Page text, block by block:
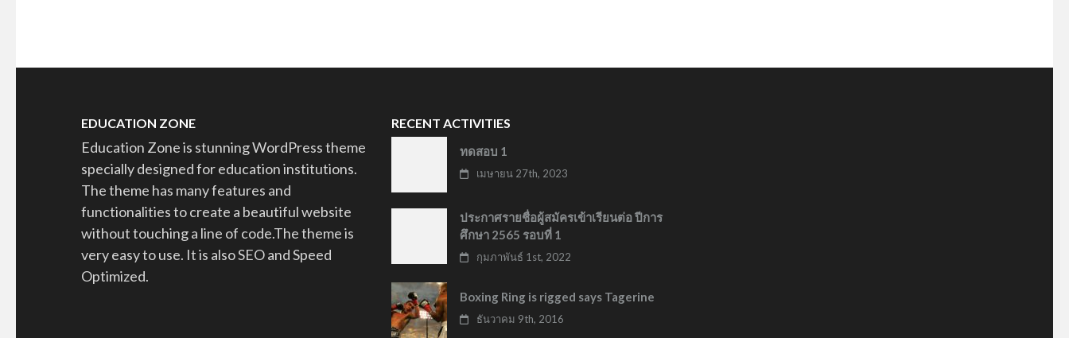
EDUCATION ZONE
Education Zone is stunning WordPress theme
specially designed for education institutions.
The theme has many features and
functionalities to create a beautiful website
without touching a line of code.The theme is
very easy to use. It is also SEO and Speed
Optimized.
RECENT ACTIVITIES
ทดสอบ 1
เมษายน 27th, 2023
ประกาศรายชื่อผู้สมัครเข้าเรียนต่อ ปีการ
ศึกษา 2565 รอบที่ 1
กุมภาพันธ์ 1st, 2022
Boxing Ring is rigged says Tagerine
ธันวาคม 9th, 2016